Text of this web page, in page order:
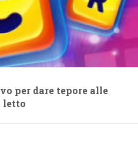
per dare tepore alle
letto